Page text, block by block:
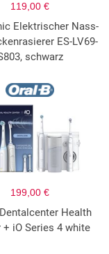
119,00 €
Elektrischer Nass-
ES-LV69-
schwarz
199,00 €
Health
+ iO Series 4 white